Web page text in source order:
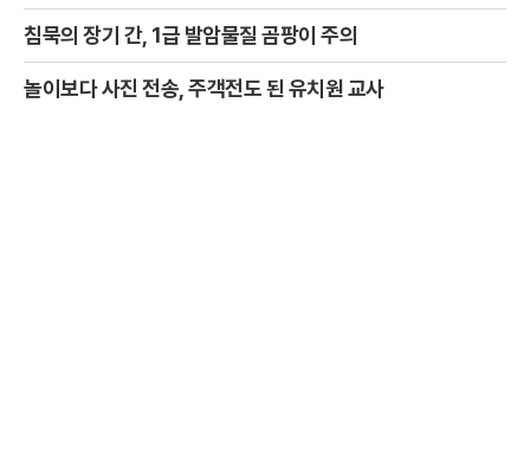
침묵의 장기 간, 1급 발암물질 곰팡이 주의
놀이보다 사진 전송, 주객전도 된 유치원 교사